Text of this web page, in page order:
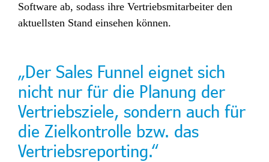
Software ab, sodass ihre Vertriebsmitarbeiter den
aktuellsten Stand einsehen können.
„Der Sales Funnel eignet sich
nicht nur für die Planung der
Vertriebsziele, sondern auch für
die Zielkontrolle bzw. das
Vertriebsreporting.“